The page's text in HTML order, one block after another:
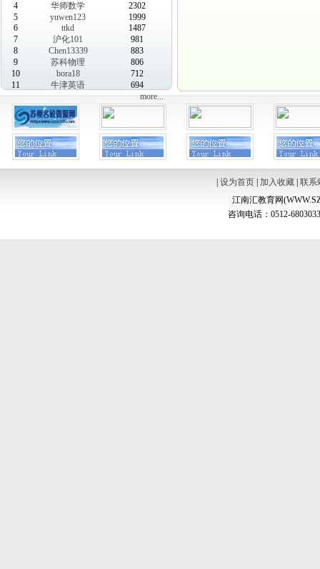
4
华师数学
2302
5
yuwen123
1999
6
ttkd
1487
7
沪化101
981
8
Chen13339
883
9
苏科物理
806
10
bora18
712
11
牛津英语
694
more...
设为首页| 加入收藏| 联系
江南汇教育网
咨询电话：0512-